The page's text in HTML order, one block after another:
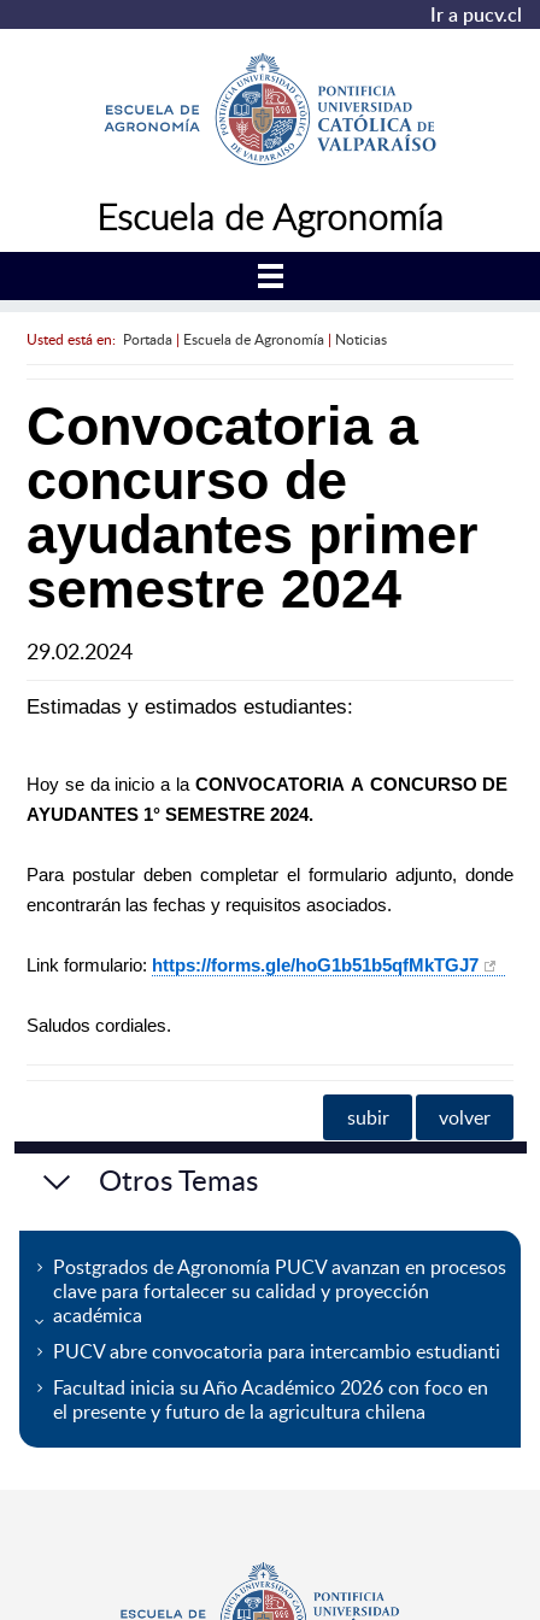
Ir a pucv.cl
Escuela de Agronomía
Usted está en: Portada| Escuela de Agronomía| Noticias
Convocatoria a
concurso de
ayudantes primer
semestre 2024
29.02.2024
Estimadas y estimados estudiantes:
Hoy se da inicio a la CONVOCATORIA A CONCURSO DE
AYUDANTES 1° SEMESTRE 2024.
Para postular deben completar el formulario adjunto, donde
encontrarán las fechas y requisitos asociados.
Link formulario: https://forms.gle/hoG1b51b5qfMkTGJ7
Saludos cordiales.
subir volver
Otros Temas
Postgrados de Agronomía PUCV avanzan en procesos
clave para fortalecer su calidad y proyección
académica
PUCV abre convocatoria para intercambio estudianti
Facultad inicia su Año Académico 2026 con foco en
el presente y futuro de la agricultura chilena